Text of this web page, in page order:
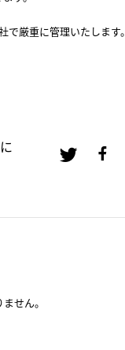
で厳重に管理いたします。
せん。